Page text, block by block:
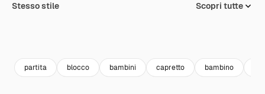
Stesso stile Scopri tutte
partita blocco bambini capretto bambino